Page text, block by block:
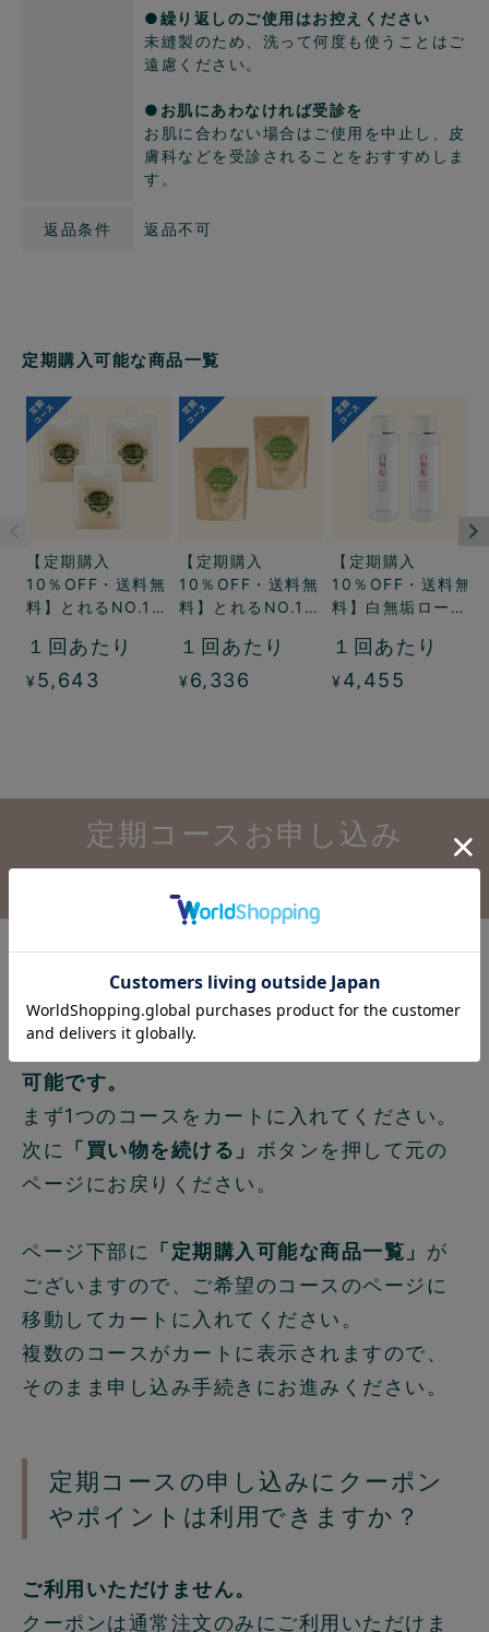
●繰り返しのご使用はお控えください
未縫製のため、洗って何度も使うことはご
遠慮ください。
●お肌にあわなければ受診を
お肌に合わない場合はご使用を中止し、皮
膚科などを受診されることをおすすめしま
す。
返品条件 返品不可
定期購入可能な商品一覧
【定期購入
10％OFF・送料無
料】とれるNO.1液
クコース
１回あたり
¥ 5,643
【定期購入
10％OFF・送料無
料】とれるNO.1粉
パックコース
１回あたり
¥ 6,336
【定期購入
10％OFF・送料無
料】白無垢ロー
１回あたり
¥ 4,455
定期コースお申し込み
複数コースを同時に申し込むこと
はできますか？
可能です。
まず1つのコースをカートに入れてください。
次に
「買い物を続ける」 ボタンを押して元の
ページにお戻りください。
ページ下部に 「定期購入可能な商品一覧」 が
ございますので、ご希望のコースのページに
移動してカートに入れてください。
複数のコースがカートに表示されますので、
そのまま申し込み手続きにお進みください。
定期コースの申し込みにクーポン
やポイントは利用できますか？
ご利用いただけません。
クーポンは通常注文のみにご利用いただけま